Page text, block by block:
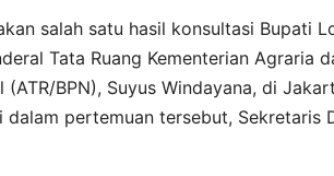
salah satu hasil konsultasi Bupati
Tata Ruang Kementerian Agraria
(ATR/BPN), Suyus Windayana, di
dalam pertemuan tersebut, Sekretaris